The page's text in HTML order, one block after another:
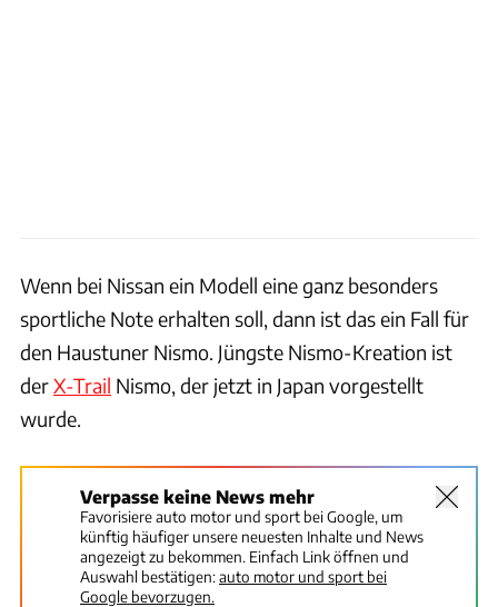
Wenn bei Nissan ein Modell eine ganz besonders
sportliche Note erhalten soll, dann ist das ein Fall für
den Haustuner Nismo. Jüngste Nismo-Kreation ist
derX-Trail Nismo, der jetzt in Japan vorgestellt
wurde.
Verpasse keine News mehr
Favorisiere auto motor und sport bei Google, um
künftig häufiger unsere neuesten Inhalte und News
angezeigt zu bekommen. Einfach Link öffnen und
Auswahl bestätigen:auto motor und sport bei
Google bevorzugen.